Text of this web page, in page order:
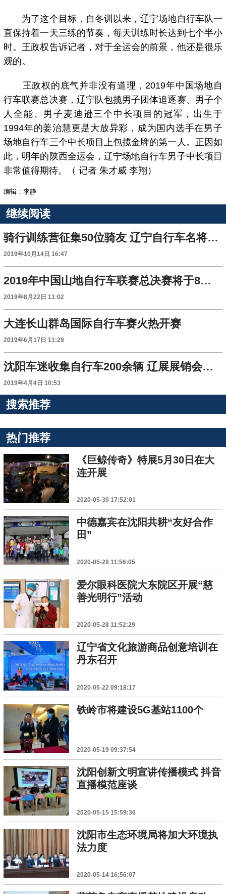
为了这个目标，自冬训以来，辽宁场地自行车队一
直保持着一天三练的节奏，每天训练时长达到七个半小
时。王政权告诉记者，对于全运会的前景，他还是很乐
观的。
王政权的底气并非没有道理，2019年中国场地自
行车联赛总决赛，辽宁队包揽男子团体追逐赛、男子个
人全能、男子麦迪逊三个中长项目的冠军，出生于
1994年的姜治慧更是大放异彩，成为国内选手在男子
场地自行车三个中长项目上包揽金牌的第一人。正因如
此，明年的陕西全运会，辽宁场地自行车男子中长项目
非常值得期待。（ 记者 朱才威 李翔）
编辑：李静
继续阅读
骑行训练营征集50位骑友 辽宁自行车名将面对面指导
2019年10月14日 16:47
2019年中国山地自行车联赛总决赛将于8月24日在抚顺开赛
2019年8月22日 11:02
大连长山群岛国际自行车赛火热开赛
2019年6月17日 11:29
沈阳车迷收集自行车200余辆 辽展展销会上连拿多个冠军
2019年4月4日 10:53
搜索推荐
热门推荐
《巨鲸传奇》特展5月30日在大
连开展
2020-05-30 17:52:01
中德嘉宾在沈阳共耕“友好合作
田”
2020-05-28 11:56:05
爱尔眼科医院大东院区开展“慈
善光明行”活动
2020-05-28 11:52:29
辽宁省文化旅游商品创意培训在
丹东召开
2020-05-22 09:18:17
铁岭市将建设5G基站1100个
2020-05-19 09:37:54
沈阳创新文明宣讲传播模式 抖音
直播模范座谈
2020-05-15 15:59:36
沈阳市生态环境局将加大环境执
法力度
2020-05-14 16:56:07